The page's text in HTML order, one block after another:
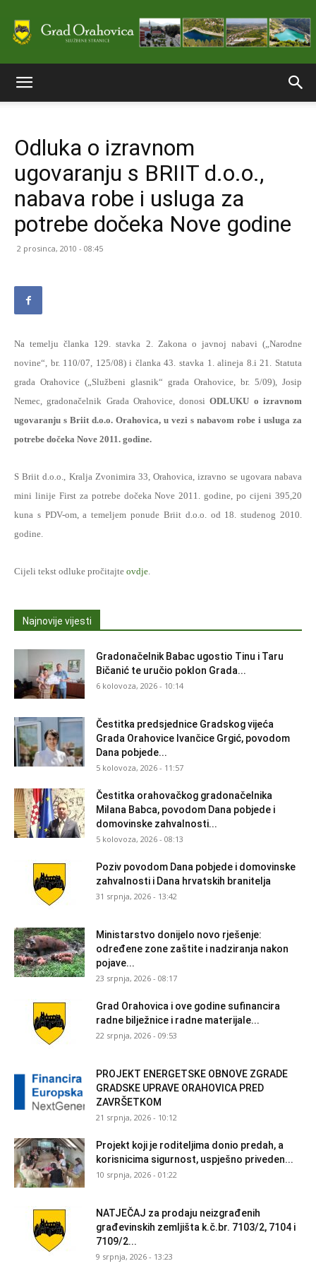
stranice
Grada
Odluka o izravnom
ugovaranju s BRIIT d.o.o.,
nabava robe i usluga za
potrebe dočeka Nove godine
2 prosinca, 2010 - 08:45
Na temelju članka 129. stavka 2. Zakona o javnoj nabavi („Narodne
novine“, br. 110/07, 125/08) i članka 43. stavka 1. alineja 8.i 21. Statuta
grada Orahovice („Službeni glasnik“ grada Orahovice, br. 5/09), Josip
Nemec, gradonačelnik Grada Orahovice, donosiODLUKU o izravnom
ugovaranju s Briit d.o.o. Orahovica, u vezi s nabavom robe i usluga za
potrebe dočeka Nove 2011. godine.
S Briit d.o.o., Kralja Zvonimira 33, Orahovica, izravno se ugovara nabava
mini linije First za potrebe dočeka Nove 2011. godine, po cijeni 395,20
kuna s PDV-om, a temeljem ponude Briit d.o.o. od 18. studenog 2010.
godine.
Cijeli tekst odluke pročitajte ovdje.
Najnovije vijesti
Gradonačelnik Babac ugostio Tinu i Taru
Bičanić te uručio poklon Grada...
6 kolovoza, 2026 - 10:14
Čestitka predsjednice Gradskog vijeća
Grada Orahovice Ivančice Grgić, povodom
Dana pobjede...
5 kolovoza, 2026 - 11:57
Čestitka orahovačkog gradonačelnika
Milana Babca, povodom Dana pobjede i
domovinske zahvalnosti...
5 kolovoza, 2026 - 08:13
Poziv povodom Dana pobjede i domovinske
zahvalnosti i Dana hrvatskih branitelja
31 srpnja, 2026 - 13:42
Ministarstvo donijelo novo rješenje:
određene zone zaštite i nadziranja nakon
pojave...
23 srpnja, 2026 - 08:17
Grad Orahovica i ove godine sufinancira
radne bilježnice i radne materijale...
22 srpnja, 2026 - 09:53
PROJEKT ENERGETSKE OBNOVE ZGRADE
GRADSKE UPRAVE ORAHOVICA PRED
ZAVRŠETKOM
21 srpnja, 2026 - 10:12
Projekt koji je roditeljima donio predah, a
korisnicima sigurnost, uspješno priveden...
10 srpnja, 2026 - 01:22
NATJEČAJ za prodaju neizgrađenih
građevinskih zemljišta k.č.br. 7103/2, 7104 i
7109/2...
9 srpnja, 2026 - 13:23